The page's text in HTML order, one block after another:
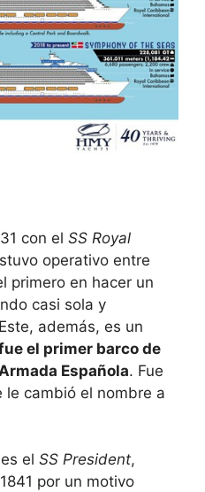
con el SS Royal
operativo entre
primero en hacer un
casi sola y
además, es un
el primer barco de
Española. Fue
le cambió el nombre a
el SS President,
por un motivo